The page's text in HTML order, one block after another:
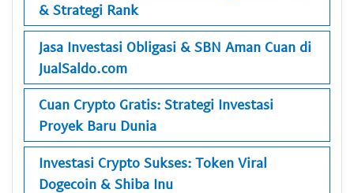
& Strategi Rank
Jasa Investasi Obligasi & SBN Aman Cuan di
JualSaldo.com
Cuan Crypto Gratis: Strategi Investasi
Proyek Baru Dunia
Investasi Crypto Sukses: Token Viral
Dogecoin & Shiba Inu